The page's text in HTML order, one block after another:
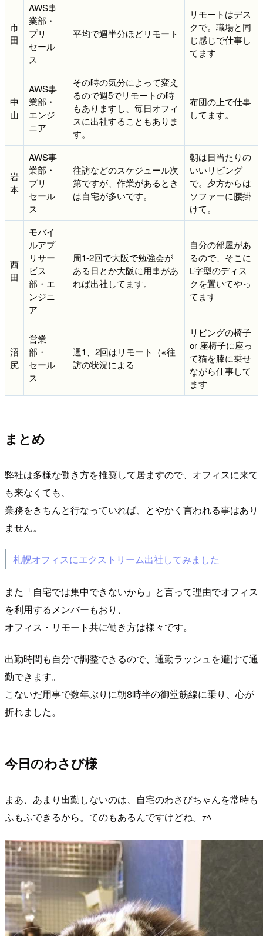
市
田
AWS事
業部・
プリ
セール
ス
平均で週半分ほどリモート
リモートはデス
クで。職場と同
じ感じで仕事し
てます
中
山
AWS事
業部・
エンジ
ニア
その時の気分によって変え
るので週5でリモートの時
もありますし、毎日オフィ
スに出社することもありま
す。
布団の上で仕事
してます。
岩
本
AWS事
業部・
プリ
セール
ス
往訪などのスケジュール次
第ですが、作業があるとき
は自宅が多いです。
朝は日当たりの
いいリビング
で。夕方からは
ソファーに腰掛
けて。
西
田
モバイ
ルアプ
リサー
ビス
部・エ
ンジニ
ア
周1-2回で大阪で勉強会が
ある日とか大阪に用事があ
れば出社してます。
自分の部屋があ
るので、そこに
L字型のディス
クを置いてやっ
てます
沼
尻
営業
部・
セール
ス
週1、2回はリモート（※往
訪の状況による
リビングの椅子
or 座椅子に座っ
て猫を膝に乗せ
ながら仕事して
ます
まとめ
弊社は多様な働き方を推奨して居ますので、オフィスに来て
も来なくても、
業務をきちんと行なっていれば、とやかく言われる事はあり
ません。
札幌オフィスにエクストリーム出社してみました
また「自宅では集中できないから」と言って理由でオフィス
を利用するメンバーもおり、
オフィス・リモート共に働き方は様々です。
出勤時間も自分で調整できるので、通勤ラッシュを避けて通
勤できます。
こないだ用事で数年ぶりに朝8時半の御堂筋線に乗り、心が
折れました。
今日のわさび様
まあ、あまり出勤しないのは、自宅のわさびちゃんを常時も
ふもふできるから。てのもあるんですけどね。ﾃﾍ